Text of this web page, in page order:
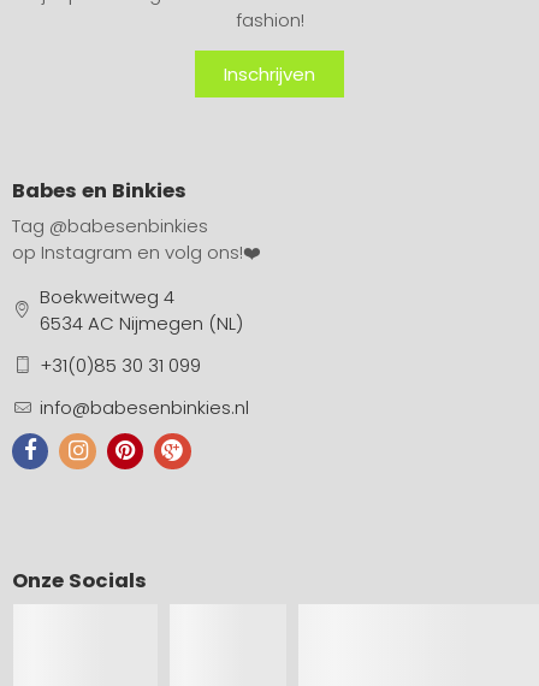
fashion!
Inschrijven
Babes en Binkies
Tag @babesenbinkies
op Instagram en volg ons!❤️
Boekweitweg 4
6534 AC Nijmegen (NL)
+31(0)85 30 31 099
info@babesenbinkies.nl
Onze Socials